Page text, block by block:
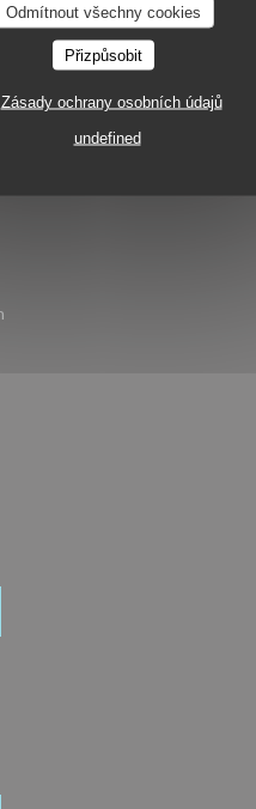
Odmítnout všechny cookies
Přizpůsobit
Zásady ochrany osobních údajů
undefined